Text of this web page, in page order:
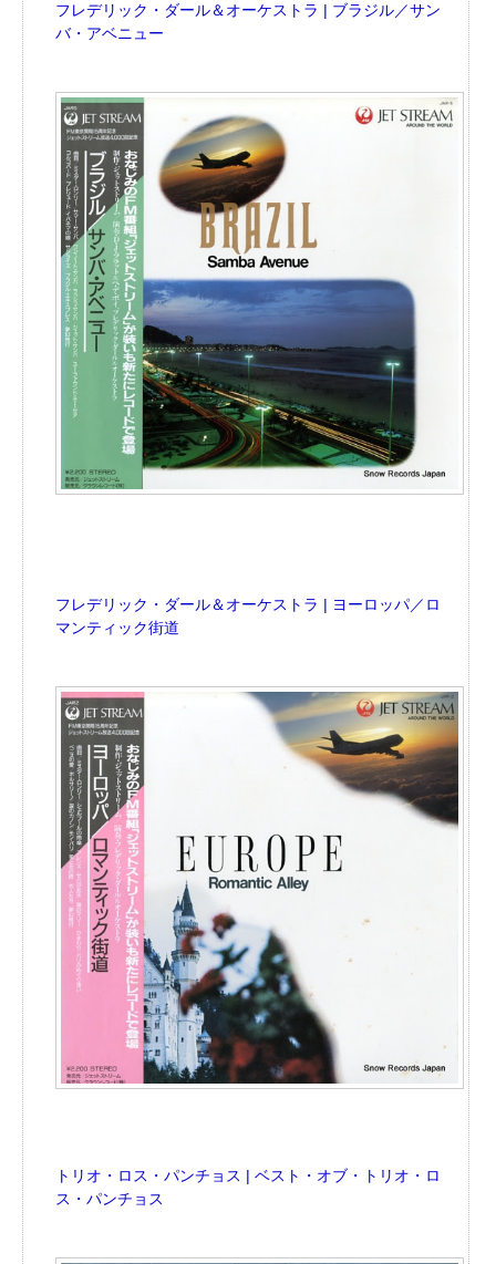
フレデリック・ダール＆オーケストラ | ブラジル／サン
バ・アベニュー
フレデリック・ダール＆オーケストラ | ヨーロッパ／ロ
マンティック街道
トリオ・ロス・パンチョス | ベスト・オブ・トリオ・ロ
ス・パンチョス